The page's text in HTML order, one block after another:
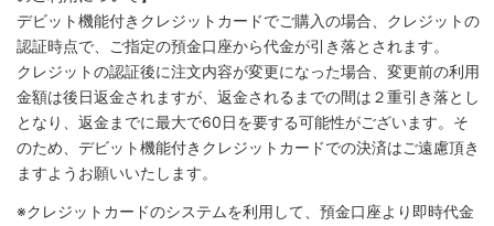
デビット機能付きクレジットカードでご購入の場合、クレジットの
認証時点で、ご指定の預金口座から代金が引き落とされます。
クレジットの認証後に注文内容が変更になった場合、変更前の利用
金額は後日返金されますが、返金されるまでの間は２重引き落とし
となり、返金までに最大で60日を要する可能性がございます。そ
のため、デビット機能付きクレジットカードでの決済はご遠慮頂き
ますようお願いいたします。
※クレジットカードのシステムを利用して、預金口座より即時代金